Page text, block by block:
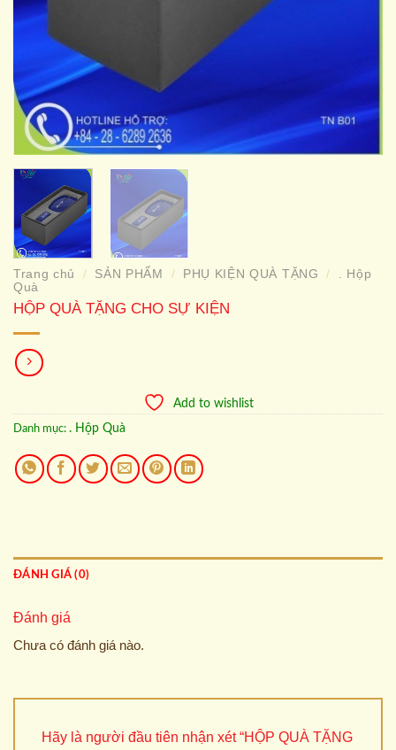
Trang chủ / SẢN PHẨM / PHỤ KIỆN QUÀ TẶNG /
. Hộp
Quà
HỘP QUÀ TẶNG CHO SỰ KIỆN
Add to wishlist
Danh mục: . Hộp Quà
ĐÁNH GIÁ (0)
Đánh giá
Chưa có đánh giá nào.
Hãy là người đầu tiên nhận xét “HỘP QUÀ TẶNG